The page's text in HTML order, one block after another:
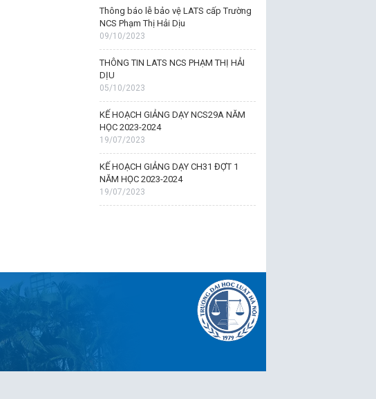
Thông báo lễ bảo vệ LATS cấp Trường
NCS Phạm Thị Hải Dịu
09/10/2023
THÔNG TIN LATS NCS PHẠM THỊ HẢI
DỊU
05/10/2023
KẾ HOẠCH GIẢNG DẠY NCS29A NĂM
HỌC 2023-2024
19/07/2023
KẾ HOẠCH GIẢNG DẠY CH31 ĐỢT 1
NĂM HỌC 2023-2024
19/07/2023